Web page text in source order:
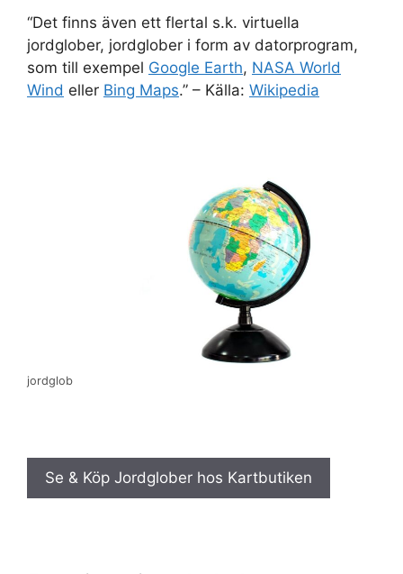
“Det finns även ett flertal s.k. virtuella
jordglober, jordglober i form av datorprogram,
som till exempel Google Earth, NASA World
Wind eller Bing Maps.” – Källa: Wikipedia
jordglob
Se & Köp Jordglober hos Kartbutiken